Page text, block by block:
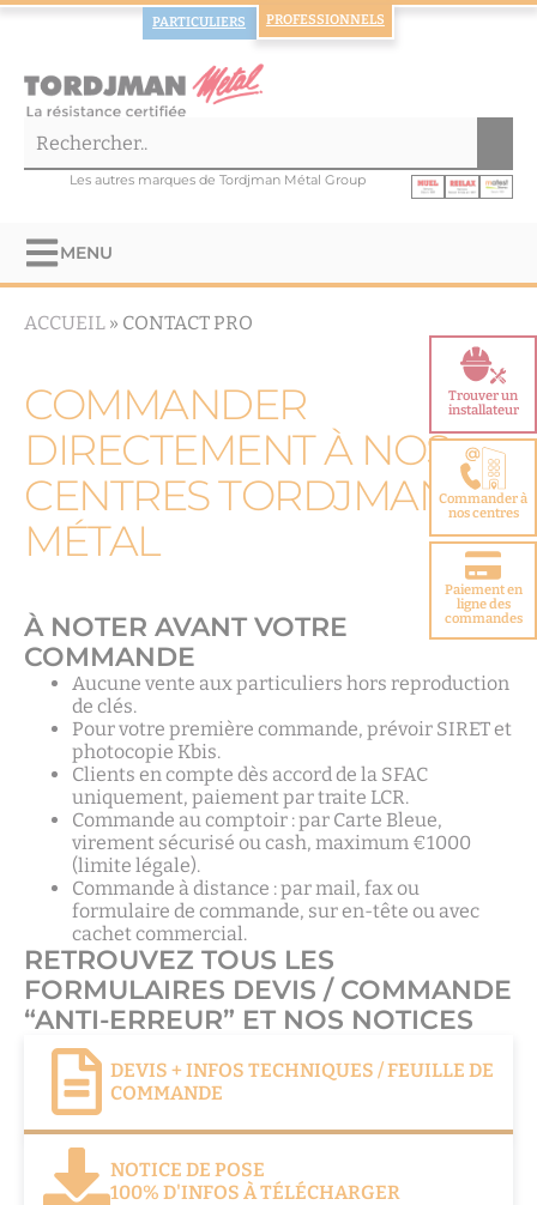
PARTICULIERS PROFESSIONNELS
Les autres marques de Tordjman Métal Group
MENU
Trouver un
installateur
Commander à
nos centres
Choisir votre
porte blindée
Paiement en
ligne des
commandes
ACCUEIL » CONTACT PRO
COMMANDER
DIRECTEMENT À NOS
CENTRES TORDJMAN
MÉTAL
À NOTER AVANT VOTRE
COMMANDE
Aucune vente aux particuliers hors reproduction
de clés.
Pour votre première commande, prévoir SIRET et
photocopie Kbis.
Clients en compte dès accord de la SFAC
uniquement, paiement par traite LCR.
Commande au comptoir : par Carte Bleue,
virement sécurisé ou cash, maximum €1000
(limite légale).
Commande à distance : par mail, fax ou
formulaire de commande, sur en-tête ou avec
cachet commercial.
RETROUVEZ TOUS LES
FORMULAIRES DEVIS / COMMANDE
“ANTI-ERREUR” ET NOS NOTICES
DEVIS + INFOS TECHNIQUES / FEUILLE DE
COMMANDE
NOTICE DE POSE
100% D'INFOS À TÉLÉCHARGER